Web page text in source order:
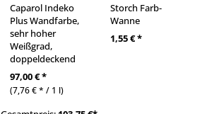
Caparol Indeko
Plus Wandfarbe,
sehr hoher
Weißgrad,
doppeldeckend
97,00 € *
(7,76 € * / 1 l)
Storch Farb-
Wanne
1,55 € *